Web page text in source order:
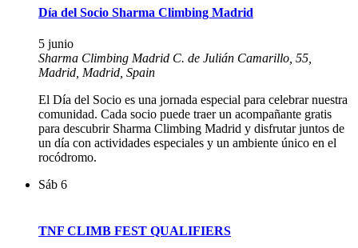
Día del Socio Sharma Climbing Madrid
5 junio
Sharma Climbing Madrid C. de Julián Camarillo, 55,
Madrid, Madrid, Spain
El Día del Socio es una jornada especial para celebrar nuestra
comunidad. Cada socio puede traer un acompañante gratis
para descubrir Sharma Climbing Madrid y disfrutar juntos de
un día con actividades especiales y un ambiente único en el
rocódromo.
Sáb 6
TNF CLIMB FEST QUALIFIERS